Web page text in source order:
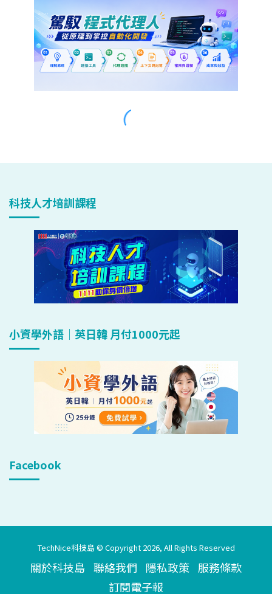
科技人才培訓課程
小資學外語｜英日韓 月付1000元起
Facebook
TechNice科技島 © Copyright 2026, All Rights Reserved
關於科技島 聯絡我們 隱私政策 服務條款
訂閱電子報